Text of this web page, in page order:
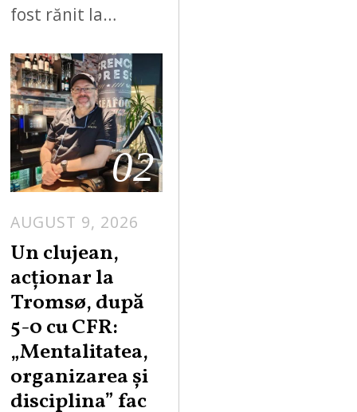
fost rănit la…
02
AUGUST 9, 2026
Un clujean,
acționar la
Tromsø, după
5-0 cu CFR:
„Mentalitatea,
organizarea și
disciplina” fac